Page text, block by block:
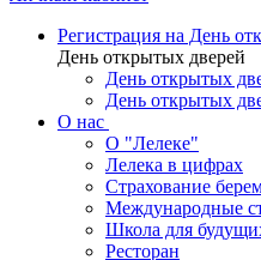
Регистрация на День
День открытых дверей
День открытых
День открытых
О нас
О "Лелеке"
Лелека в цифрах
Страхование
Международные
Школа для
Ресторан